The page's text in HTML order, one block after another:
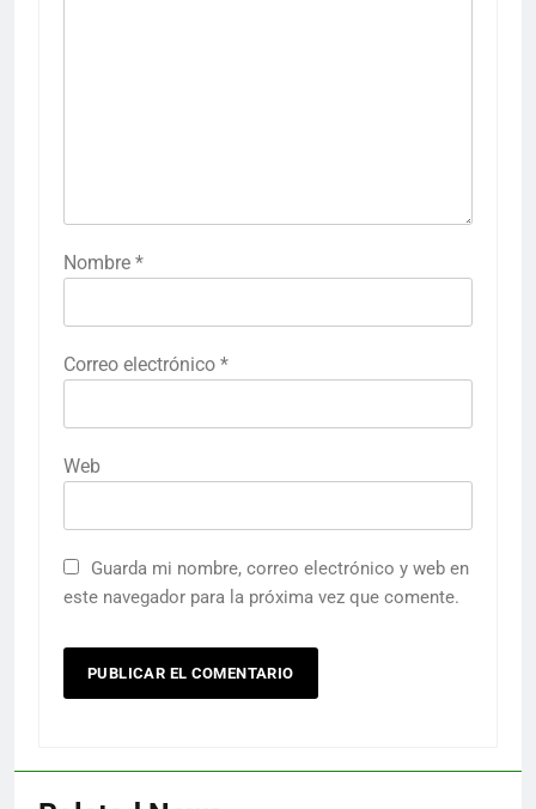
Nombre *
Correo electrónico *
Web
Guarda mi nombre, correo electrónico y web en
este navegador para la próxima vez que comente.